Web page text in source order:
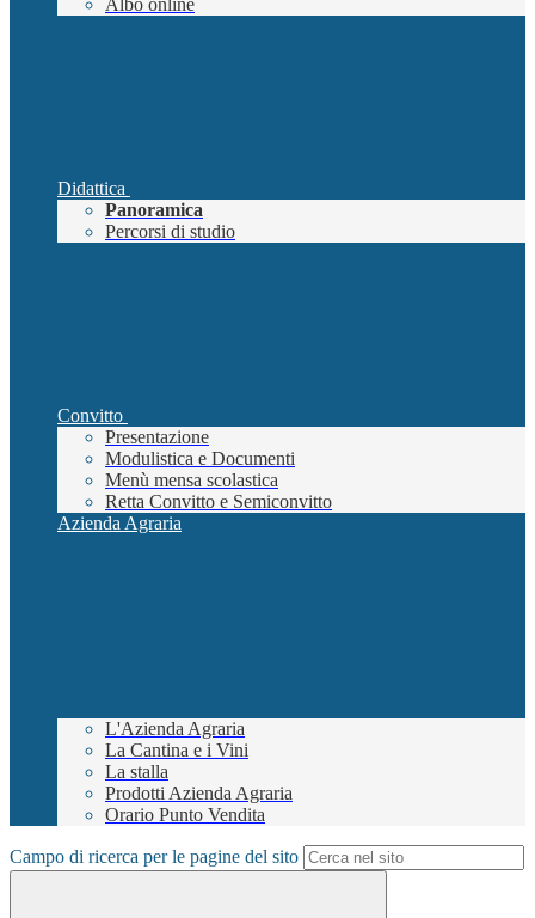
Albo online
Didattica
Panoramica
Percorsi di studio
Convitto
Presentazione
Modulistica e Documenti
Menù mensa scolastica
Retta Convitto e Semiconvitto
Azienda Agraria
L'Azienda Agraria
La Cantina e i Vini
La stalla
Prodotti Azienda Agraria
Orario Punto Vendita
Campo di ricerca per le pagine del sito